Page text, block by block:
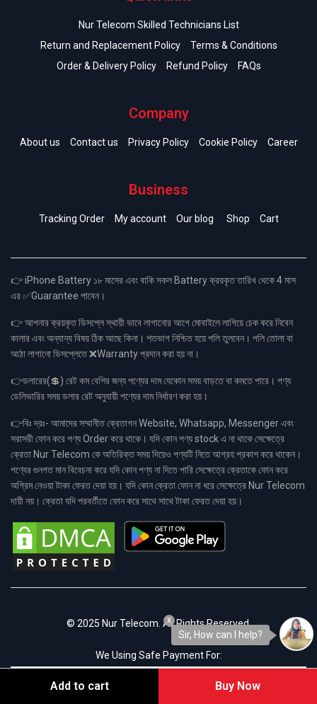
Nur Telecom Skilled Technicians List
Return and Replacement Policy
Terms & Conditions
Order & Delivery Policy
Refund Policy FAQs
Company
About us Contact us Privacy Policy Cookie Policy Career
Business
Tracking Order My account Our blog Shop Cart
👉 iPhone Battery ১৮ মাসের এবং বাকি সকল Battery ক্রয়কৃত তারিখ থেকে 4 মাস
এর ✅Guarantee পাবেন।
👉 আপনার ক্রয়কৃত ডিসপ্লে স্থায়ী ভাবে লাগানোর আগে মোবাইলে লাগিয়ে চেক করে নিবেন
কালার এবং অন্যান্য বিষয় ঠিক আছে কিনা। শতভাগ নিশ্চিত হয়ে পলি তুলবেন। পলি তোলা বা
আঠা লাগানো ডিসপ্লেতে ❌Warranty প্রদান করা হয় না।
👉ডলারের(💲) রেট কম বেশির জন্য পণ্যের দাম যেকোন সময় বাড়তে বা কমতে পারে। পণ্য
ডেলিভারির সময় ডলার রেট অনুযায়ী পণ্যের দাম নির্ধারণ করা হয়।
👉বিঃ দ্রঃ- আমাদের সম্মানীত ক্রেতাগন Website, Whatsapp, Messenger এবং
সরাসরী ফোন করে পণ্য Order করে থাকে। যদি কোন পণ্য stock এ না থাকে সেক্ষেত্রে
ক্রেতা Nur Telecom কে অতিরিক্ত সময় দিয়েও পণ্যটি নিতে আগ্রহ প্রকাশ করে থাকেন।
পণ্যের গুনগত মান বিবেচনা করে যদি কোন পণ্য না দিতে পারি সেক্ষেত্রে ক্রেতাকে ফোন করে
অগ্রিম নেওয়া টাকা ফেরত দেয়া হয়। যদি কোন ক্রেতা ফোন না ধরে সেক্ষেত্রে Nur Telecom
দায়ী নয়। ক্রেতা যদি পরবর্তীতে ফোন করে সাথে সাথে টাকা ফেরত দেয়া হয়।
© 2025 Nur Telecom. All Rights Reserved.
We Using Safe Payment For:
Add to cart Buy Now
Sir, How can I help?
x